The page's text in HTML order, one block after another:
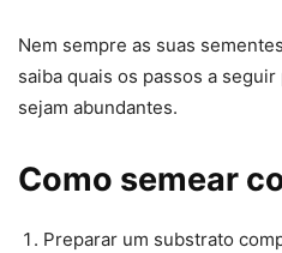
Nem sempre as suas
saiba quais os passos a
sejam abundantes.
Como semear
Preparar um substrato